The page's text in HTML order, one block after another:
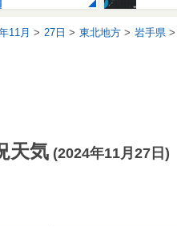
11月 27日 東北地方 岩手県
天気 (2024年11月27日)